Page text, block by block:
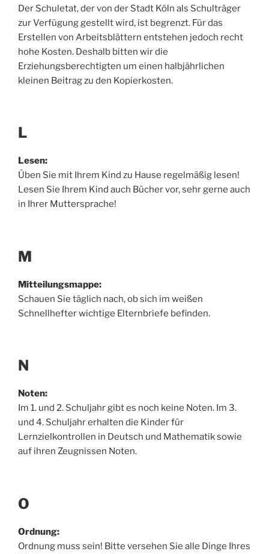
Der Schuletat, der von der Stadt Köln als Schulträger
zur Verfügung gestellt wird, ist begrenzt. Für das
Erstellen von Arbeitsblättern entstehen jedoch recht
hohe Kosten. Deshalb bitten wir die
Erziehungsberechtigten um einen halbjährlichen
kleinen Beitrag zu den Kopierkosten.
L
Lesen:
Üben Sie mit Ihrem Kind zu Hause regelmäßig lesen!
Lesen Sie Ihrem Kind auch Bücher vor, sehr gerne auch
in Ihrer Muttersprache!
M
Mitteilungsmappe:
Schauen Sie täglich nach, ob sich im weißen
Schnellhefter wichtige Elternbriefe befinden.
N
Noten:
Im 1. und 2. Schuljahr gibt es noch keine Noten. Im 3.
und 4. Schuljahr erhalten die Kinder für
Lernzielkontrollen in Deutsch und Mathematik sowie
auf ihren Zeugnissen Noten.
O
Ordnung:
Ordnung muss sein! Bitte versehen Sie alle Dinge Ihres